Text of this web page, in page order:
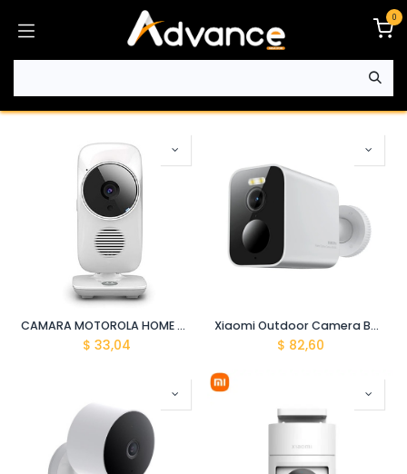
0
CAMARA MOTOROLA HOME VIDEO CAMERA WIFI FOCUS67-W
$ 33,04
Xiaomi Outdoor Camera BW300
$ 82,60